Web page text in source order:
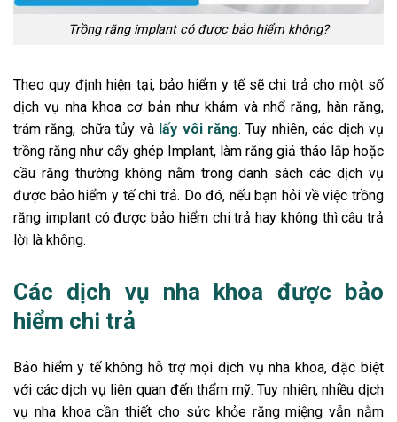
Trồng răng implant có được bảo hiểm không?
Theo quy định hiện tại, bảo hiểm y tế sẽ chi trả cho một số
dịch vụ nha khoa cơ bản như khám và nhổ răng, hàn răng,
trám răng, chữa tủy và lấy vôi răng. Tuy nhiên, các dịch vụ
trồng răng như cấy ghép Implant, làm răng giả tháo lắp hoặc
cầu răng thường không nằm trong danh sách các dịch vụ
được bảo hiểm y tế chi trả. Do đó, nếu bạn hỏi về việc trồng
răng implant có được bảo hiểm chi trả hay không thì câu trả
lời là không.
Các dịch vụ nha khoa được bảo
hiểm chi trả
Bảo hiểm y tế không hỗ trợ mọi dịch vụ nha khoa, đặc biệt
với các dịch vụ liên quan đến thẩm mỹ. Tuy nhiên, nhiều dịch
vụ nha khoa cần thiết cho sức khỏe răng miệng vẫn nằm